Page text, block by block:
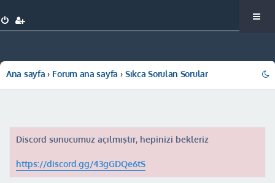
Ana sayfa Forum ana sayfa Sıkça Sorulan Sorular
Discord sunucumuz açılmıştır, hepinizi bekleriz
https://discord.gg/43gGDQe6tS